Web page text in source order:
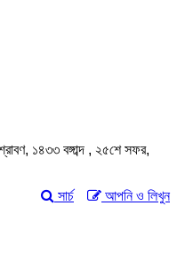
১৪৩৩ বঙ্গাব্দ , ২৫শে সফর,
আপনি ও লিখুন
সার্চ